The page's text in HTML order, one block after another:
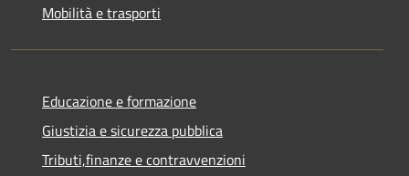
Mobilità e trasporti
Educazione e formazione
Giustizia e sicurezza pubblica
Tributi,finanze e contravvenzioni